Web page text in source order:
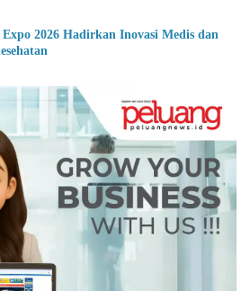
2026 Hadirkan Inovasi Medis dan